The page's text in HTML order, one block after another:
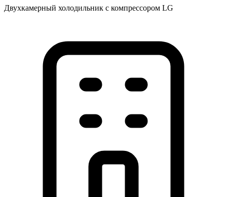
Двухкамерный холодильник с компрессором LG